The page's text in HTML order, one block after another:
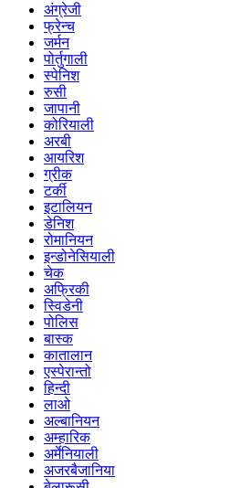
अंग्रेजी
फ्रेन्च
जर्मन
पोर्तुगाली
स्पेनिश
रुसी
जापानी
कोरियाली
अरबी
आयरिश
ग्रीक
टर्की
इटालियन
डेनिश
रोमानियन
इन्डोनेसियाली
चेक
अफ्रिकी
स्विडेनी
पोलिस
बास्क
कातालान
एस्पेरान्तो
हिन्दी
लाओ
अल्बानियन
अम्हारिक
अर्मेनियाली
अजरबैजानिया